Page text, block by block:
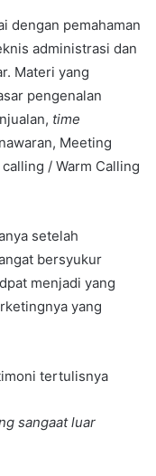
dengan pemahaman
administrasi dan
Materi yang
pengenalan
time
Meeting
/ Warm Calling
setelah
bersyukur
menjadi yang
yang
tertulisnya
sangaat luar